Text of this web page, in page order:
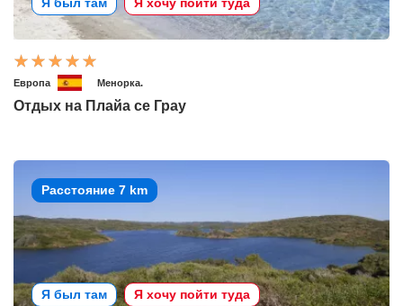
Я был там Я хочу пойти туда
Европа Менорка.
Отдых на Плайа се Грау
Расстояние 7 km
Я был там Я хочу пойти туда